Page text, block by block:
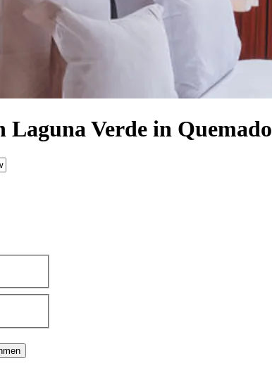
Laguna Verde in Quemado